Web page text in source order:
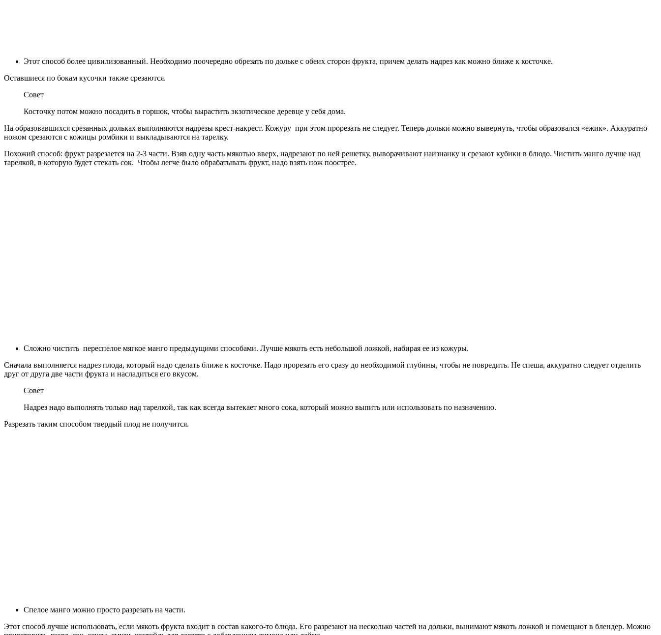
Этот способ более цивилизованный. Необходимо поочередно обрезать по дольке с обеих сторон фрукта, причем делать надрез как можно ближе к косточке.
Оставшиеся по бокам кусочки также срезаются.
Совет
Косточку потом можно посадить в горшок, чтобы вырастить экзотическое деревце у себя дома.
На образовавшихся срезанных дольках выполняются надрезы крест-накрест. Кожуру при этом прорезать не следует. Теперь дольки можно вывернуть, чтобы образовался «ежик». Аккуратно
ножом срезаются с кожицы ромбики и выкладываются на тарелку.
Похожий способ: фрукт разрезается на 2-3 части. Взяв одну часть мякотью вверх, надрезают по ней решетку, выворачивают наизнанку и срезают кубики в блюдо. Чистить манго лучше над
тарелкой, в которую будет стекать сок. Чтобы легче было обрабатывать фрукт, надо взять нож поострее.
Сложно чистить переспелое мягкое манго предыдущими способами. Лучше мякоть есть небольшой ложкой, набирая ее из кожуры.
Сначала выполняется надрез плода, который надо сделать ближе к косточке. Надо прорезать его сразу до необходимой глубины, чтобы не повредить. Не спеша, аккуратно следует отделить
друг от друга две части фрукта и насладиться его вкусом.
Совет
Надрез надо выполнять только над тарелкой, так как всегда вытекает много сока, который можно выпить или использовать по назначению.
Разрезать таким способом твердый плод не получится.
Спелое манго можно просто разрезать на части.
Этот способ лучше использовать, если мякоть фрукта входит в состав какого-то блюда. Его разрезают на несколько частей на дольки, вынимают мякоть ложкой и помещают в блендер. Можно